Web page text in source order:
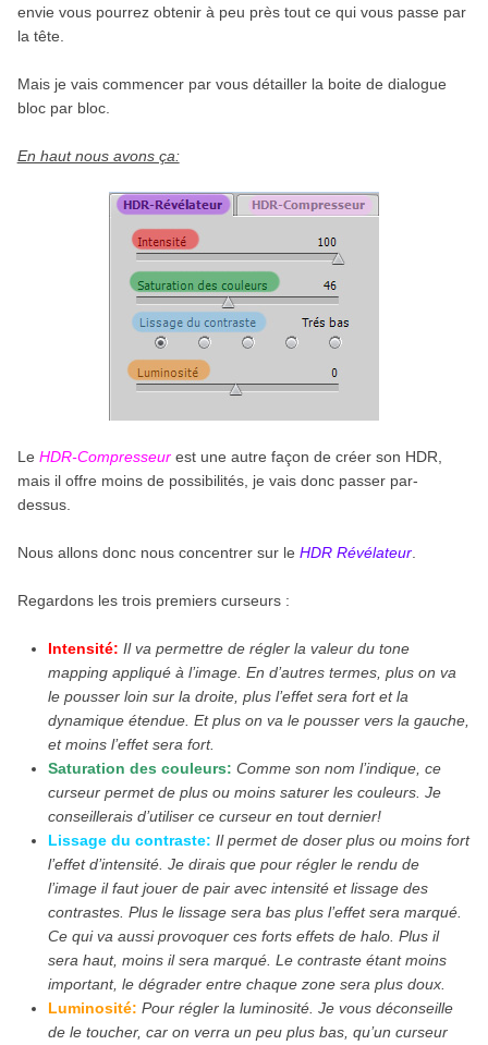
envie vous pourrez obtenir à peu près tout ce qui vous passe par
la tête.
Mais je vais commencer par vous détailler la boite de dialogue
bloc par bloc.
En haut nous avons ça:
Le HDR-Compresseurest une autre façon de créer son HDR,
mais il offre moins de possibilités, je vais donc passer par-
dessus.
Nous allons donc nous concentrer sur le HDR Révélateur.
Regardons les trois premiers curseurs :
Intensité: Il va permettre de régler la valeur du tone
mapping appliqué à l’image. En d’autres termes, plus on va
le pousser loin sur la droite, plus l’effet sera fort et la
dynamique étendue. Et plus on va le pousser vers la gauche,
et moins l’effet sera fort.
Saturation des couleurs: Comme son nom l’indique, ce
curseur permet de plus ou moins saturer les couleurs. Je
conseillerais d’utiliser ce curseur en tout dernier!
Lissage du contraste: Il permet de doser plus ou moins fort
l’effet d’intensité. Je dirais que pour régler le rendu de
l’image il faut jouer de pair avec intensité et lissage des
contrastes. Plus le lissage sera bas plus l’effet sera marqué.
Ce qui va aussi provoquer ces forts effets de halo. Plus il
sera haut, moins il sera marqué. Le contraste étant moins
important, le dégrader entre chaque zone sera plus doux.
Luminosité: Pour régler la luminosité. Je vous déconseille
de le toucher, car on verra un peu plus bas, qu’un curseur